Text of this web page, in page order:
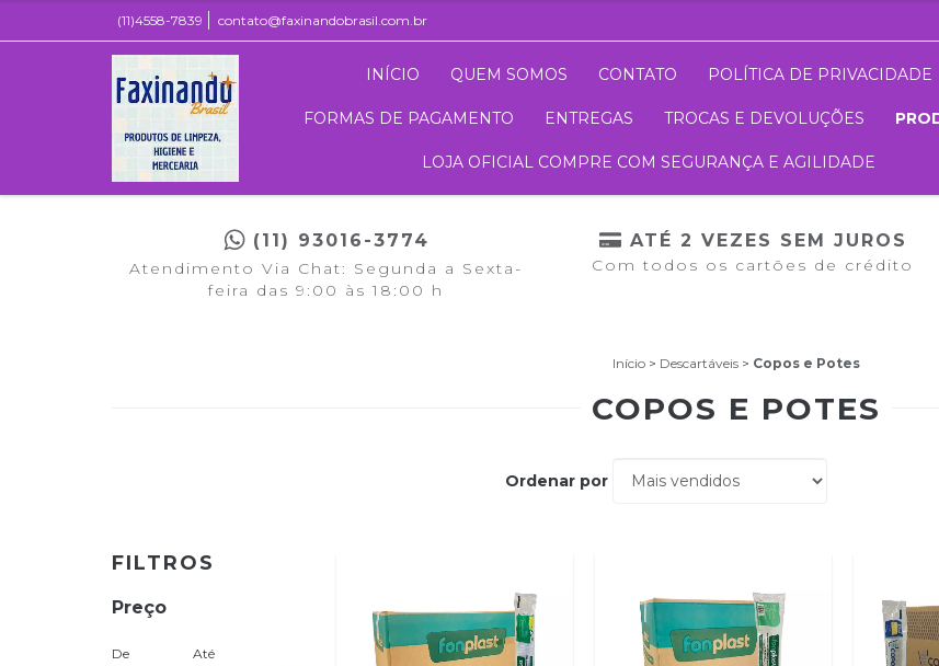
(11)4558-7839 contato@faxinandobrasil.com.br
INÍCIO QUEM SOMOS CONTATO POLÍTICA DE PRIVACIDADE
FORMAS DE PAGAMENTO ENTREGAS TROCAS E DEVOLUÇÕES
LOJA OFICIAL COMPRE COM SEGURANÇA E AGILIDADE
(11) 93016-3774
Atendimento Via Chat: Segunda a Sexta-
feira das 9:00 às 18:00 h
ATÉ 2 VEZES SEM JUROS
Com todos os cartões de crédito
Início > Descartáveis > Copos e Potes
COPOS E POTES
Ordenar por
FILTROS
Preço
De Até